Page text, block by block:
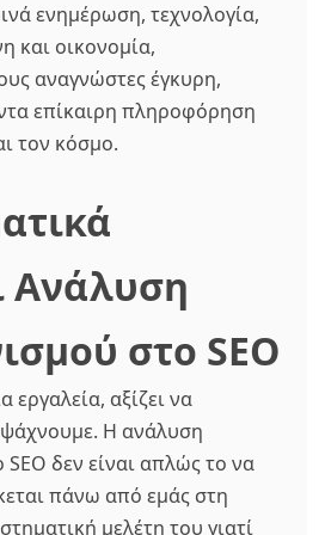
ενημέρωση, τεχνολογία,
και οικονομία,
αναγνώστες έγκυρη,
επίκαιρη πληροφόρηση
τον κόσμο.
Ανάλυση
στο SEO
εργαλεία, αξίζει να
ψάχνουμε. Η ανάλυση
δεν είναι απλώς το να
πάνω από εμάς στη
μελέτη του γιατί